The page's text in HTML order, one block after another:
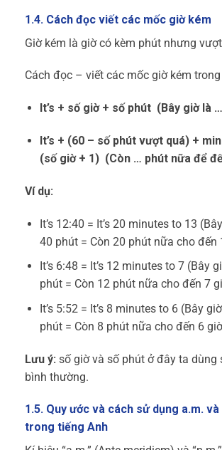
1.4. Cách đọc viết các mốc giờ kém
Giờ kém là giờ có kèm phút nhưng
Cách đọc – viết các mốc giờ kém
It’s + số giờ + số phút (Bây giờ là
It’s + (60 – số phút vượt quá) +
(số giờ + 1) (Còn … phút nữa để
Ví dụ:
It’s 12:40 = It’s 20 minutes to 13
40 phút = Còn 20 phút nữa cho đến
It’s 6:48 = It’s 12 minutes to 7 (Bây
phút = Còn 12 phút nữa cho đến 7
It’s 5:52 = It’s 8 minutes to 6 (Bây
phút = Còn 8 phút nữa cho đến 6
Lưu ý: số giờ và số phút ở đây ta dùng
bình thường.
1.5. Quy ước và cách sử dụng a.m.
trong tiếng Anh